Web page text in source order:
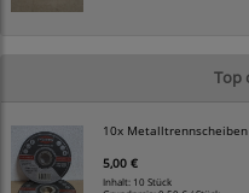
Top
10x
5,00 €
Inhalt: 10 Stück